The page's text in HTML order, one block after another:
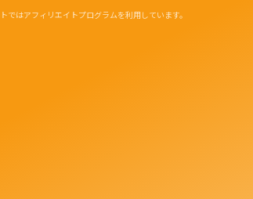
ではアフィリエイトプログラムを利用しています。